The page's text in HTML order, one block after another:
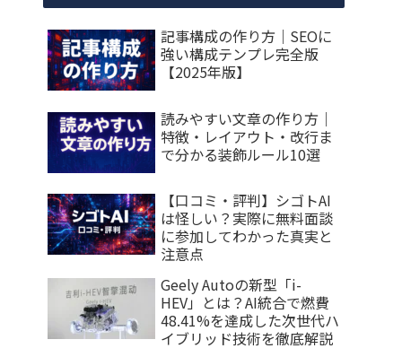
記事構成の作り方｜SEOに
強い構成テンプレ完全版
【2025年版】
読みやすい文章の作り方｜
特徴・レイアウト・改行ま
で分かる装飾ルール10選
【口コミ・評判】シゴトAI
は怪しい？実際に無料面談
に参加してわかった真実と
注意点
Geely Autoの新型「i-
HEV」とは？AI統合で燃費
48.41%を達成した次世代ハ
イブリッド技術を徹底解説